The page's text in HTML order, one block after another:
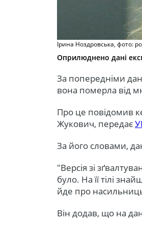
Ірина Ноздровська, фото:
Оприлюднено дані
За попередніми
вона померла від
Про це повідомив
Жукович, передає
За його словами,
"Версія зі
було. На її тілі
йде про
Він додав, що на